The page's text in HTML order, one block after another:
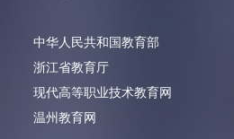
中华人民共和国教育部
浙江省教育厅
现代高等职业技术教育网
温州教育网